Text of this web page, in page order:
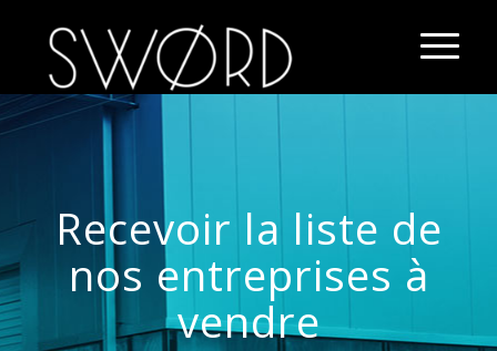
Recevoir la liste de
nos entreprises à
vendre